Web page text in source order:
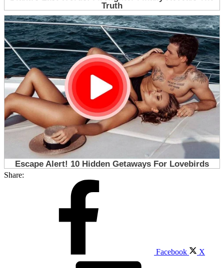
Share:
Facebook X